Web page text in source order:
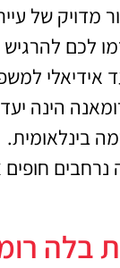
מדויק של
לכם
אידיאלי
הינה
בינלאומית.
חופים
בלה